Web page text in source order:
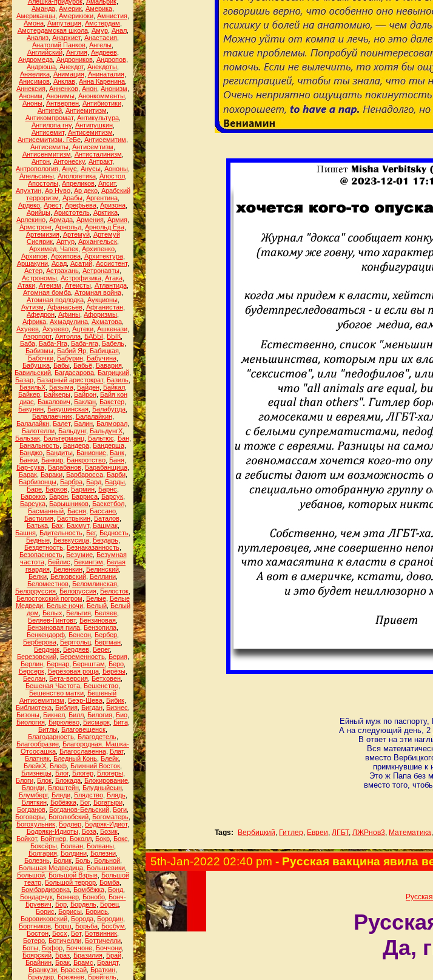
Аманда Америк Америка
Американцы Америкюки Амнистия
Амона Ампутация Амстердам
Амстердамская школа, Амур, Анал,
Анализ Анархист, Анастасия
Анатолий Панков Ангелы
Английский, Англия, Андреев,
Андромеда, Андроников, Андропов,
Андрюша Анекдот, Анекдоты
Анжелика, Анимация, Анинаталия,
Анисимов Анклав Анна Каренина
Аннексия Анненков Анон Анонизм
Аноним Анонимы Анонкомменты
Аноны Антверпен Антибиотики
Антигей, Антиемитизм
Антикомпромат, Антикультура,
Антилопа гну, Антипушкин,
Антисемит, Антисемитизм
Антисемитизм. ГеБе Антисемитим
Антисемиты Антисемтизм
Антисенмитизм Антисталинизм
Антон Антонеску, Антракт,
Антропология Анус Анусы Аононы
Апельсины, Апологетика, Апостол,
Апостолы Апреликов Апсит,
Апухтин, Ар Нуво, Ар деко, Арабский
терроризм Арабы Аргентина
Ардеко Арест, Арефьева Аризона
Арийцы, Аристотель, Арктика,
Арлекино Армада Армения Армия
Армстронг, Арнольд Арнольд Ева
Артемизия, Артемуй, Артемуй
Сисярик Артур Архангельск
Архимед. Чапек Архипенко
Архипов, Архипова, Архитектура,
Аршакуни, Асад, Асатий, Ассистент,
Астер Астрахань Астронавты
Астрономы, Астрофизика, Атака,
Атаки, Атеизм Атеисты, Атлантида,
Атомная бомба, Атомная война,
Атомная подлодка, Аукционы,
Аутизм Афанасьев, Афганистан,
Афедрон Афины Афоризмы
Африка, Ахмадулина, Ахматова,
Ахуеев Ахуеево Ацтеки Ашкенази
Аэропорт, Аятолла БАБЫ БЫК
Баба, Баба-Яга, Баба-яга, Бабель,
Бабизмы, Бабий Яр, Бабицкая,
Бабочки, Бабурин, Бабучина,
Бабушка, Бабы, Бабьё, Бавария,
Бавильский Багдасарова Багрицкий
Базар Базарный аристократ, Базиль
БазильХ, Базыма, Байден, Байкал,
Байкер Байкеры Байрон Байя кон
диас
Бакалович Баклан Бакстер
Бакунин Бакушинская Балабурда
Балалаечник, Балалайкин,
Балалайкн Балет, Балин Балморал
Балотелли, Бальдунг, БальдунгХ,
Бальзак, Бальтерманц, Бальтюс Бан,
Банальность Бандера Бандерша
Банджо Бандиты Банионис Банк
Банки Банкир Банкротство Баня
Бар-сука Барабанов Барабанщица
Барак, Бараки, Барбаросса, Барби,
Барбизонцы Барбра Бард Барды
Баре Барков Бармин Барнс
Барокко Барон Барриса Барсук
Барсука, Барышников, Баскетбол,
Басманный Басня Бассано
Бастилия Бастрыкин Баталов
Батька, Бах Бахмут, Башмак,
Башня Бдительность Бег, Бедность
Бедные, Безвкусица, Бездарь,
Бездетность Безнаказанность
Безопасность, Безумие, Безумная
частота Бейлис Бекингэм
Белая
гвардия, Беленкин, Белинский,
Белки, Белковский, Беллини,
Беломестнов, Беломлинская,
Белорруссия Белоруссия Белосток
Белостокский погром
Белые, Белые
Медведи, Белые ночи, Белый, Белый
дом
Белых Бельгия Беляев
Беляев-Гинтовт, Бензиновая
Бензиновая пила Бензопила
Бенкендорф Бенсон Бербер
Берберова Берггольц Бергман
Бердник Бердяев Берег,
Березовский, Беременность, Берия,
Берлин, Бернар, Бернштам Беро,
Берсерк, Берёзовая роща, Берёзы,
Беслан Бета-версия Бетховен
Бешеная Частота Бешенство
Бешенство матки Бешеный
Антисемитизм
Беэр-Шева Бибик
Библиотека Библия Бигдан Бизнес
Бизоны Бикнел Билл Билогия Био
Биология, Бирюлёво, Бисмарк, Бита,
Битлы Благовещенск
Благодарность, Благодетель,
Благообразие Благородная. Машка-
Отсосашка, Благославенна, Блат,
Блатняк Бледный Конь Блейк
БлейкХ Блеф Ближний Восток
Близнецы, Блог, Блогер, Блогеры,
Блоги Блок Блокада Блокирование
Блонди Блоштейн Блудныйсын
Блумберг, Бляди, Блядство, Блядь,
Бляткин, Бобёжка, Бог, Богатыри,
Богданов Богданов-Бельский Боги
Боговеры Боголюбский Богоматерь
Богохульник Бодлер Бодряк-Идиот,
Бодряки-Идиоты, Боза, Бозик,
Бойкот, Бойтнер, Боколл, Бокр, Бокс
Боксёры, Болван, Болваны,
Болгария, Болдини, Болезни,
Болезнь, Болик, Боль, Больной,
Большая Медведица Большевики
Большой, Большой Взрыв, Большой
театр Большой террор Бомба
Бомбардировка, Бомбёжка, Бонд,
Бондарчук, Боннер, Бонобо, Бонч-
Бруевич
Бор, Бордель, Борец,
Борис
Борисы Борись
Боровиковский Борода Бородин
Бортников Борщ Борьба Босбум
Бостон Босх Бот, Ботвинник
Ботеро Ботичелли Боттичелли
Боты, Бофор, Боччоне, Боччони,
Боярский Браз Бразилия Брай
Брайнин Брак Брамс Брандт,
Бранкузи Брассай Браткин
Браудер, Брежнев, Брейгель,
Ейный муж по
А на следующий день, 2
В ответ на эти
Вся
вместо
примкнувшие к
Это ж Папа без
вместо того,
Tags:
Вербицкий, Гитлер, Евреи, ЛГБТ, ЛЖРнов3, Математика,
5th-Jan-2022 02:40 pm - Русская вакцина явила
Да,